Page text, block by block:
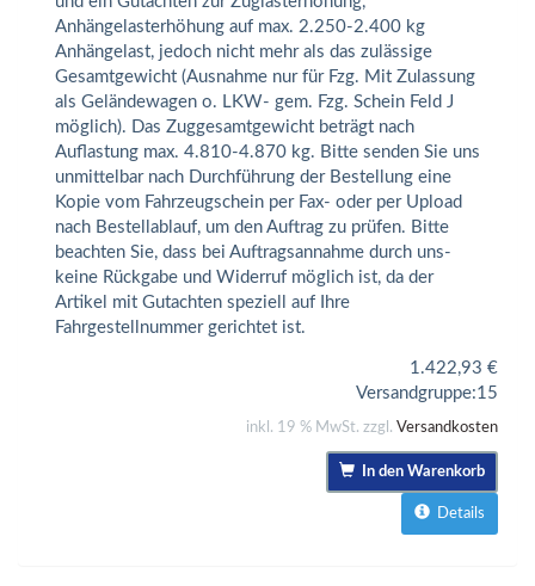
Anhängelasterhöhung auf max. 2.250-2.400 kg
Anhängelast, jedoch nicht mehr als das zulässige
Gesamtgewicht (Ausnahme nur für Fzg. Mit Zulassung
als Geländewagen o. LKW- gem. Fzg. Schein Feld J
möglich). Das Zuggesamtgewicht beträgt nach
Auflastung max. 4.810-4.870 kg. Bitte senden Sie uns
unmittelbar nach Durchführung der Bestellung eine
Kopie vom Fahrzeugschein per Fax- oder per Upload
nach Bestellablauf, um den Auftrag zu prüfen. Bitte
beachten Sie, dass bei Auftragsannahme durch uns-
keine Rückgabe und Widerruf möglich ist, da der
Artikel mit Gutachten speziell auf Ihre
Fahrgestellnummer gerichtet ist.
1.422,93 €
Versandgruppe:15
inkl. 19 % MwSt. zzgl. Versandkosten
In den Warenkorb
Details